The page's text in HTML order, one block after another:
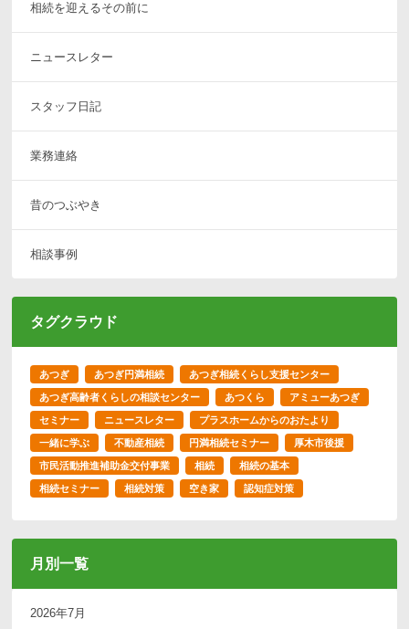
相続を迎えるその前に
ニュースレター
スタッフ日記
業務連絡
昔のつぶやき
相談事例
タグクラウド
あつぎ あつぎ円満相続 あつぎ相続くらし支援センター
あつぎ高齢者くらしの相談センター あつくら アミューあつぎ
セミナー ニュースレター プラスホームからのおたより
一緒に学ぶ 不動産相続 円満相続セミナー 厚木市後援
市民活動推進補助金交付事業 相続 相続の基本
相続セミナー 相続対策 空き家 認知症対策
月別一覧
2026年7月